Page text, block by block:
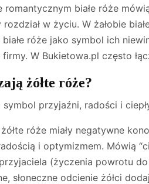
romantycznym białe róże
w życiu. W żałobie
białe róże jako symbol ich
W Bukietowa.pl często
żółte róże?
symbol przyjaźni, radości i
róże miały negatywne
i optymizmem. Mówią
(życzenia powrotu
słoneczne odcienie żółci